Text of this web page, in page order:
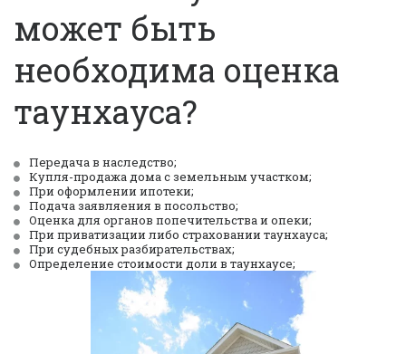
может быть
необходима оценка
таунхауса?
Передача в наследство;
Купля-продажа дома с земельным участком;
При оформлении ипотеки;
Подача заявляения в посольство;
Оценка для органов попечительства и опеки;
При приватизации либо страховании таунхауса;
При судебных разбирательствах;
Определение стоимости доли в таунхаусе;